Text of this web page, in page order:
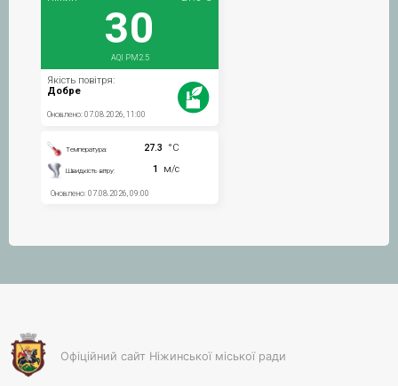
Офіційний сайт Ніжинської міської ради